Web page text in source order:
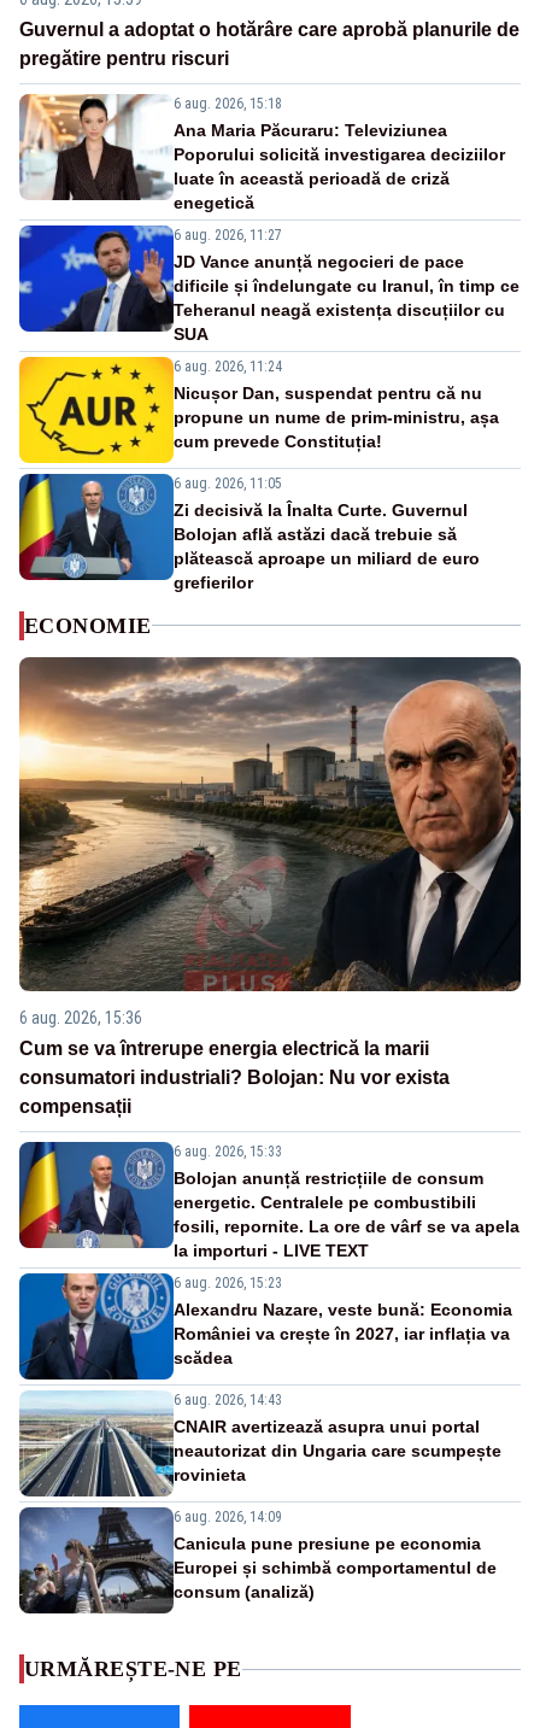
Guvernul a adoptat o hotărâre care aprobă planurile de
pregătire pentru riscuri
6 aug. 2026, 15:18
Ana Maria Păcuraru: Televiziunea
Poporului solicită investigarea deciziilor
luate în această perioadă de criză
enegetică
6 aug. 2026, 11:27
JD Vance anunță negocieri de pace
dificile și îndelungate cu Iranul, în timp ce
Teheranul neagă existența discuțiilor cu
SUA
6 aug. 2026, 11:24
Nicușor Dan, suspendat pentru că nu
propune un nume de prim-ministru, așa
cum prevede Constituția!
6 aug. 2026, 11:05
Zi decisivă la Înalta Curte. Guvernul
Bolojan află astăzi dacă trebuie să
plătească aproape un miliard de euro
grefierilor
ECONOMIE
6 aug. 2026, 15:36
Cum se va întrerupe energia electrică la marii
consumatori industriali? Bolojan: Nu vor exista
compensații
6 aug. 2026, 15:33
Bolojan anunță restricțiile de consum
energetic. Centralele pe combustibili
fosili, repornite. La ore de vârf se va apela
la importuri - LIVE TEXT
6 aug. 2026, 15:23
Alexandru Nazare, veste bună: Economia
României va crește în 2027, iar inflația va
scădea
6 aug. 2026, 14:43
CNAIR avertizează asupra unui portal
neautorizat din Ungaria care scumpește
rovinieta
6 aug. 2026, 14:09
Canicula pune presiune pe economia
Europei și schimbă comportamentul de
consum (analiză)
URMĂREȘTE-NE PE